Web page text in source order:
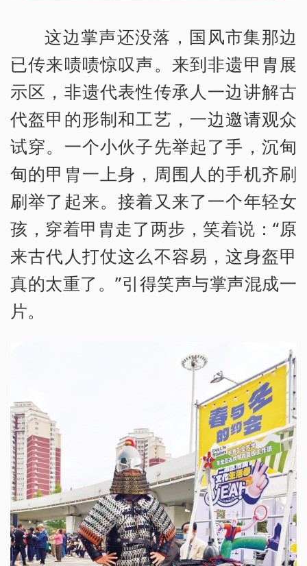
这边掌声还没落，国风市集那边
已传来啧啧惊叹声。来到非遗甲胄展
示区，非遗代表性传承人一边讲解古
代盔甲的形制和工艺，一边邀请观众
试穿。一个小伙子先举起了手，沉甸
甸的甲胄一上身，周围人的手机齐刷
刷举了起来。接着又来了一个年轻女
孩，穿着甲胄走了两步，笑着说：“原
来古代人打仗这么不容易，这身盔甲
真的太重了。”引得笑声与掌声混成一
片。